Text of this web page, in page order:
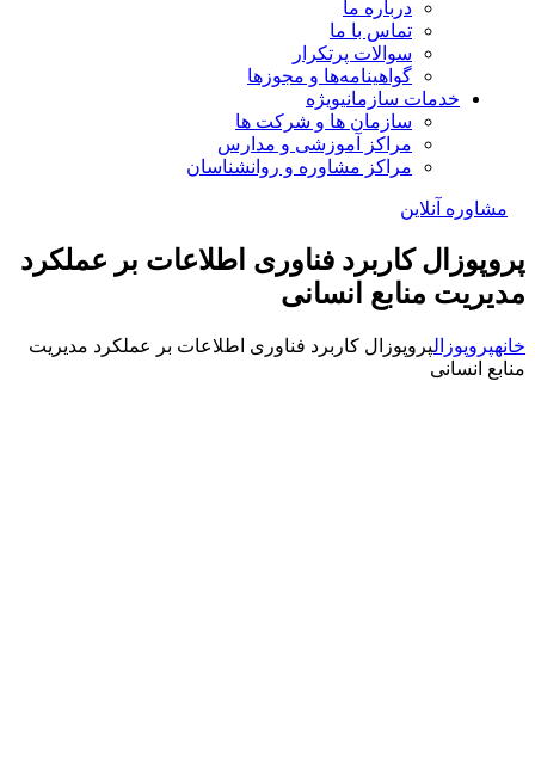
درباره ما
تماس با ما
سوالات پرتکرار
گواهینامه‌ها و مجوزها
خدمات سازمانیویژه
سازمان ها و شرکت ها
مراکز آموزشی و مدارس
مراکز مشاوره و روانشناسان
مشاوره آنلاین
پروپوزال کاربرد فناوری اطلاعات بر عملکرد
مدیریت منابع انسانی
خانهپروپوزالپروپوزال کاربرد فناوری اطلاعات بر عملکرد مدیریت
منابع انسانی